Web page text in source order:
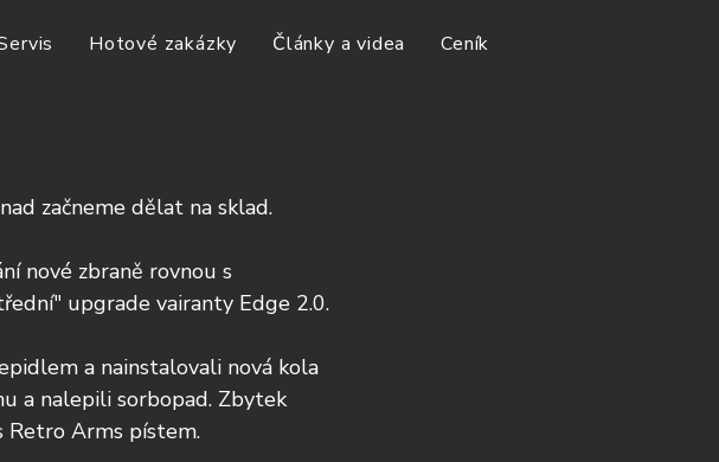
Hotové zakázky Články a videa
Ceník
začneme dělat na sklad.
nové zbraně rovnou s
upgrade vairanty Edge 2.0.
a nainstalovali nová kola
a nalepili sorbopad. Zbytek
Retro Arms pístem.